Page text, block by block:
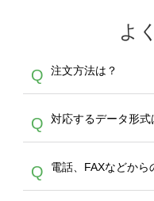
よ
Q 注文方法は？
A
生産にて承
デザインの
30枚以上や
は、サポー
やタンブラ
Q 対応するデータ形式
A
ドできるデ
PDF 形式に
Q 電話、FAXなどから